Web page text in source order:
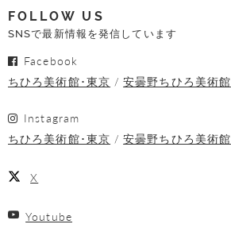
FOLLOW US
SNSで最新情報を発信しています
Facebook
ちひろ美術館･東京
安曇野ちひろ美術館
Instagram
ちひろ美術館･東京
安曇野ちひろ美術館
X
Youtube